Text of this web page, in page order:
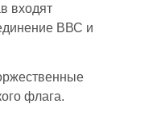
входят
ВВС и
флага.